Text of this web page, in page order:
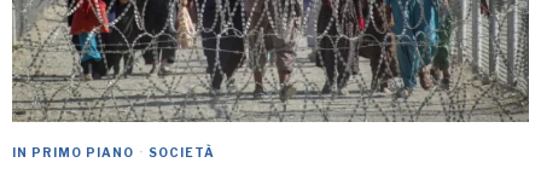
IN PRIMO PIANO · SOCIETÀ